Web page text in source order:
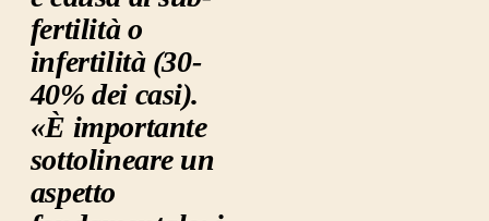
fertilità o
infertilità (30-
40% dei casi).
«È importante
sottolineare un
aspetto